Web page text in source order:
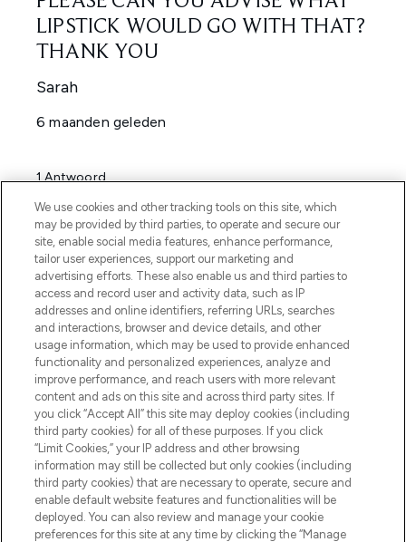
MELD JE AAN VOOR ONZE NIEUWSBRIEF
We use cookies and other tracking tools on this site, which
may be provided by third parties, to operate and secure our
site, enable social media features, enhance performance,
tailor user experiences, support our marketing and
advertising efforts. These also enable us and third parties to
access and record user and activity data, such as IP
addresses and online identifiers, referring URLs, searches
and interactions, browser and device details, and other
usage information, which may be used to provide enhanced
functionality and personalized experiences, analyze and
improve performance, and reach users with more relevant
content and ads on this site and across third party sites. If
you click “Accept All” this site may deploy cookies (including
third party cookies) for all of these purposes. If you click
“Limit Cookies,” your IP address and other browsing
information may still be collected but only cookies (including
third party cookies) that are necessary to operate, secure and
enable default website features and functionalities will be
deployed. You can also review and manage your cookie
preferences for this site at any time by clicking the “Manage